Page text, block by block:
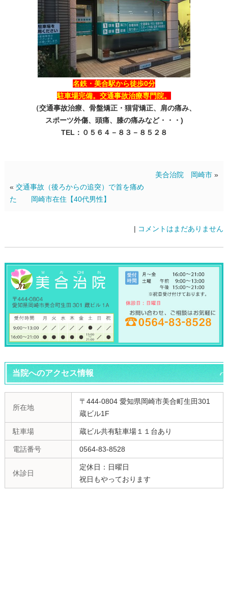
名鉄・美合駅から徒歩0分
駐車場完備。交通事故治療専門院。
（交通事故治療、骨盤矯正・猫背矯正、肩の痛み、
スポーツ外傷、頭痛、膝の痛みなど・・・)
TEL：０５６４－８３－８５２８
美合治院 岡崎市 »
« 交通事故（後ろからの追突）で首を痛め
た 岡崎市在住【40代男性】
| コメントはまだありません
当院へのアクセス情報
所在地
〒444-0804 愛知県岡崎市美合町生田301
蔵ビル1F
駐車場 蔵ビル共有駐車場１１台あり
電話番号 0564-83-8528
休診日
定休日：日曜日
祝日もやっております